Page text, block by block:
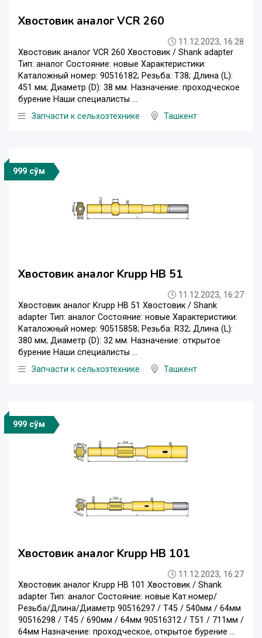
Хвостовик аналог VCR 260
11.12.2023, 16:28
Хвостовик аналог VCR 260 Хвостовик / Shank adapter
Тип: аналог Состояние: новые Характеристики:
Каталожный номер: 90516182; Резьба: T38; Длина (L):
451 мм; Диаметр (D): 38 мм. Назначение: проходческое
бурение Наши специалисты ...
Запчасти к сельхозтехнике
Ташкент
999 сўм
Хвостовик аналог Krupp HB 51
11.12.2023, 16:27
Хвостовик аналог Krupp HB 51 Хвостовик / Shank
adapter Тип: аналог Состояние: новые Характеристики:
Каталожный номер: 90515858; Резьба: R32; Длина (L):
380 мм; Диаметр (D): 32 мм. Назначение: открытое
бурение Наши специалисты ...
Запчасти к сельхозтехнике
Ташкент
999 сўм
Хвостовик аналог Krupp HB 101
11.12.2023, 16:27
Хвостовик аналог Krupp HB 101 Хвостовик / Shank
adapter Тип: аналог Состояние: новые Кат.номер/
Резьба/Длина/Диаметр 90516297 / T45 / 540мм / 64мм
90516298 / T45 / 690мм / 64мм 90516312 / T51 / 711мм /
64мм Назначение: проходческое, открытое бурение ...